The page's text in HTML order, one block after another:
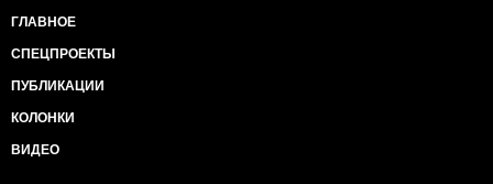
ГЛАВНОЕ
СПЕЦПРОЕКТЫ
ПУБЛИКАЦИИ
КОЛОНКИ
ВИДЕО